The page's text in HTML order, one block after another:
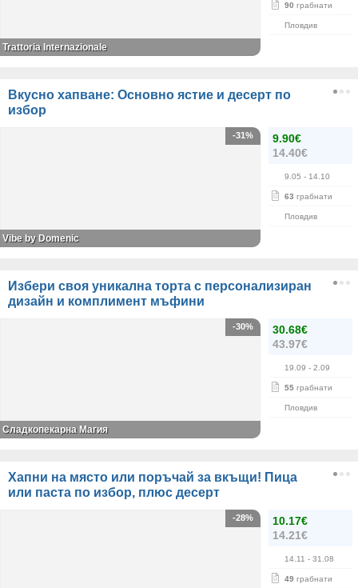
90 грабнати
Пловдив
Trattoria Internazionale
Вкусно хапване: Основно ястие и десерт по
избор
9.90€
14.40€
9.05 - 14.10
63 грабнати
Пловдив
-31%
Vibe by Domenic
Избери своя уникална торта с персонализиран
дизайн и комплимент мъфини
30.68€
43.97€
19.09 - 2.09
55 грабнати
Пловдив
-30%
Сладкопекарна Магия
Хапни на място или поръчай за вкъщи! Пица
или паста по избор, плюс десерт
10.17€
14.21€
14.11 - 31.08
49 грабнати
-28%